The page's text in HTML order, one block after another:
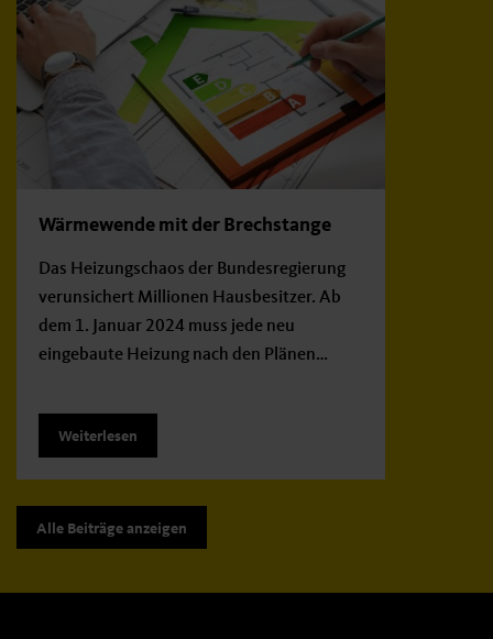
Wärmewende mit der Brechstange
Das Heizungschaos der Bundesregierung
verunsichert Millionen Hausbesitzer. Ab
dem 1. Januar 2024 muss jede neu
eingebaute Heizung nach den Plänen…
Weiterlesen
Alle Beiträge anzeigen